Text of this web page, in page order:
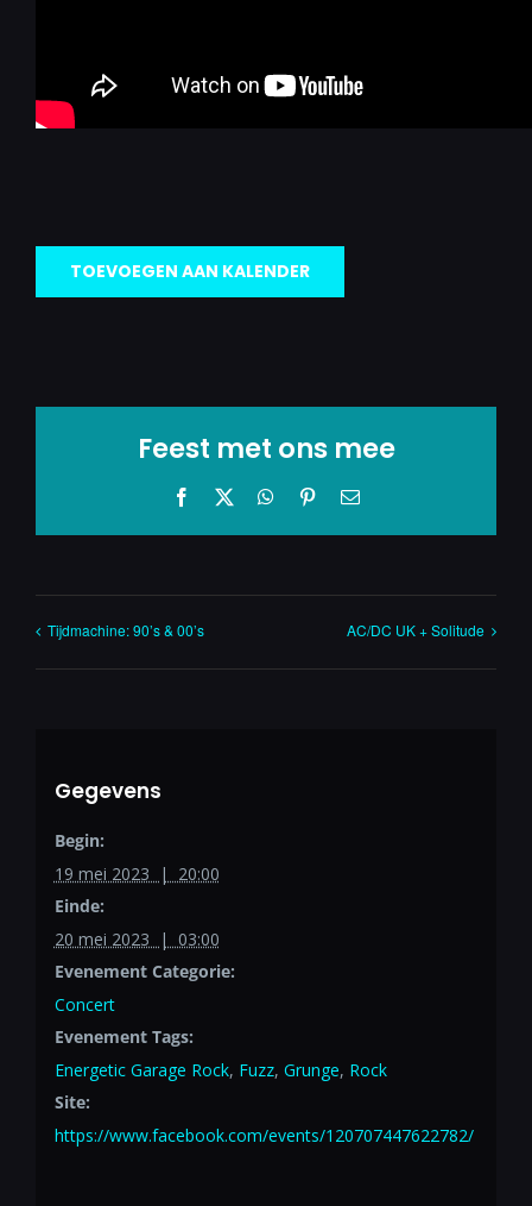
TOEVOEGEN AAN KALENDER
Feest met ons mee
Facebook WhatsApp
Pinterest
E-
Tijdmachine: 90’s & 00’s AC/DC UK + Solitude
Gegevens
Begin:
19 mei 2023 | 20:00
Einde:
20 mei 2023 | 03:00
Evenement Categorie:
Concert
Evenement Tags:
Energetic Garage Rock, Fuzz, Grunge, Rock
Site:
https://www.facebook.com/events/120707447622782/